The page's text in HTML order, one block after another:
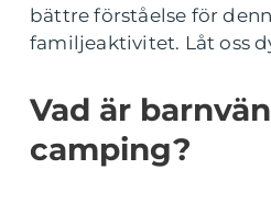
bättre förståelse för
familjeaktivitet. Låt oss
Vad är
camping?